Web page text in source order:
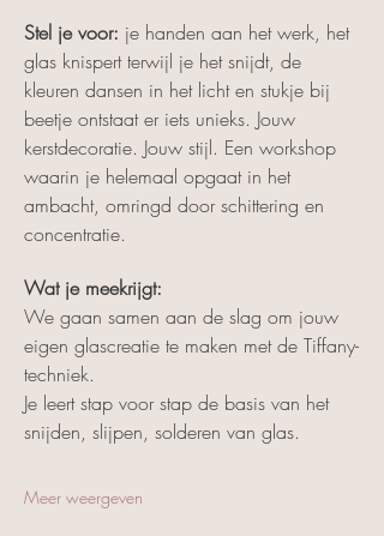
Stel je voor: je handen aan het werk, het
glas knispert terwijl je het snijdt, de
kleuren dansen in het licht en stukje bij
beetje ontstaat er iets unieks. Jouw
kerstdecoratie. Jouw stijl. Een workshop
waarin je helemaal opgaat in het
ambacht, omringd door schittering en
concentratie.
Wat je meekrijgt:
We gaan samen aan de slag om jouw
eigen glascreatie te maken met de Tiffany-
techniek.
Je leert stap voor stap de basis van het
snijden, slijpen, solderen van glas.
Meer weergeven